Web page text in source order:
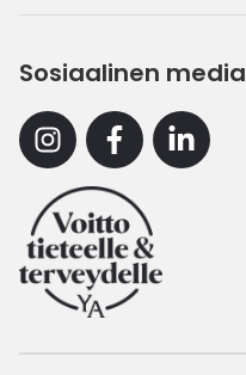
Sosiaalinen media
InstagramFacebookLinkedin